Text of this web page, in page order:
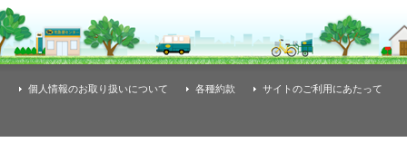
個人情報のお取り扱いについて 各種約款 サイトのご利用にあたって